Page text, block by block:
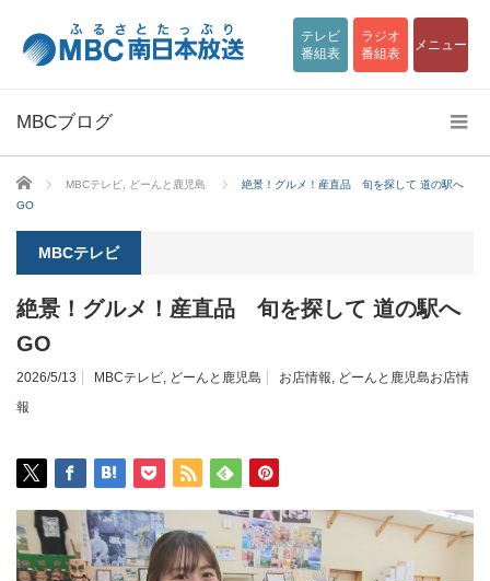
テレビ
番組表
ラジオ
番組表
メニュー
MBCブログ
ホーム MBCテレビ どーんと鹿児島
絶景！グルメ！産直品 旬を探して 道の駅へ
GO
MBCテレビ
絶景！グルメ！産直品 旬を探して 道の駅へ
GO
2026/5/13 MBCテレビ, どーんと鹿児島 お店情報, どーんと鹿児島お店情
報